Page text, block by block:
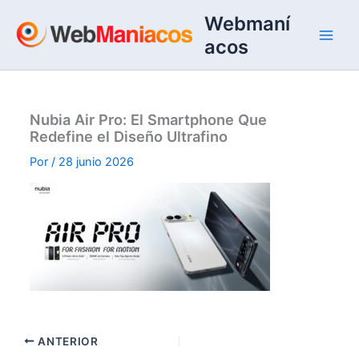
contenido
Webmaní
acos
Nubia Air Pro: El Smartphone Que
Redefine el Diseño Ultrafino
Por/ 28 junio 2026
ANTERIOR